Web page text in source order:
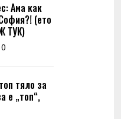
Ама как
(ето
ТУК)
0
тяло за
е „топ“,